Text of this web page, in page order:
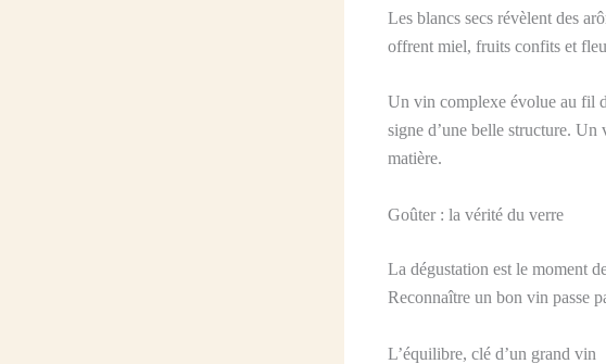
Les blancs secs révèlent des
offrent miel, fruits confits et
Un vin complexe évolue au fil
signe d’une belle structure.
matière.
Goûter : la vérité du verre
La dégustation est le moment
Reconnaître un bon vin passe
L’équilibre, clé d’un grand vin